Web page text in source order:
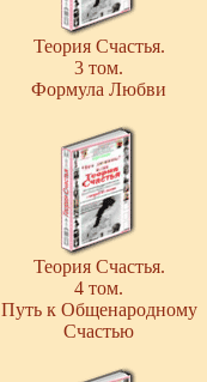
Теория Счастья.
3 том.
Формула Любви
Теория Счастья.
4 том.
Путь к Общенародному
Счастью